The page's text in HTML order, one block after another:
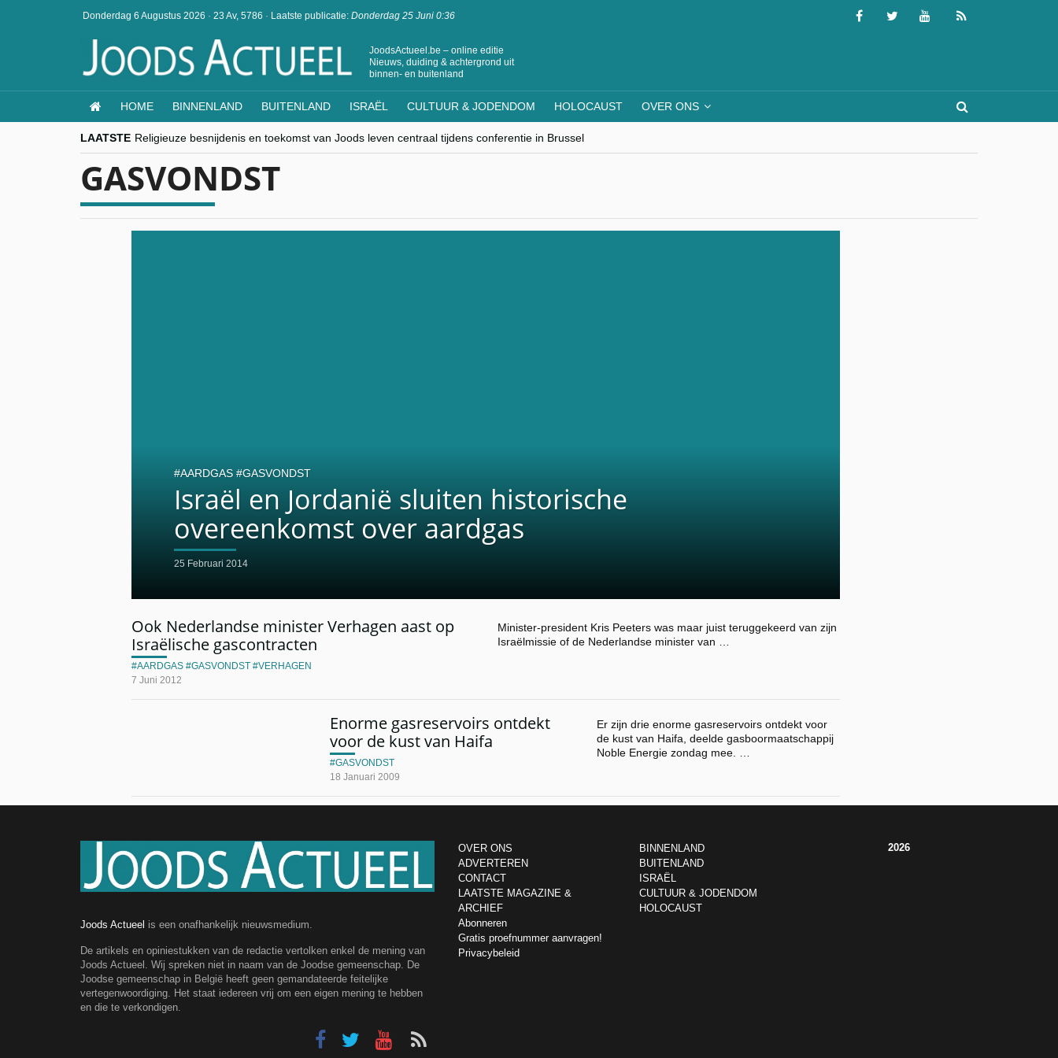
Donderdag 6 Augustus 2026 · 23 Av, 5786 · Laatste publicatie: Donderdag 25 Juni 0:36
JoodsActueel.be – online editie
Nieuws, duiding & achtergrond uit
binnen- en buitenland
HOME BINNENLAND BUITENLAND ISRAËL CULTUUR & JODENDOM HOLOCAUST OVER ONS
LAATSTE Religieuze besnijdenis en toekomst van Joods leven centraal tijdens conferentie in Brussel
“Besnijdenisdebat toont hoe moeilijk seculiere Westen minderheden begrijpt”, Jinnih Beels (Vooruit)
CITYTRIP | ROEMENIË – Boekarest: de verrassing van Oost-Europa
“Vandaag zit elke Jood in België op de beklaagdenbank”
goKosher lanceert nieuwe website en samenwerking met Mishpacha voor kosher travel en simchas wereldwijd
GASVONDST
Israël en Jordanië sluiten historische
overeenkomst over aardgas
25 Februari 2014
AARDGAS GASVONDST
Ook Nederlandse minister Verhagen aast op
Israëlische gascontracten
7 Juni 2012
AARDGAS GASVONDST VERHAGEN
Minister-president Kris Peeters was maar juist teruggekeerd van zijn
Israëlmissie of de Nederlandse minister van …
Enorme gasreservoirs ontdekt
voor de kust van Haifa
18 Januari 2009
GASVONDST
Er zijn drie enorme gasreservoirs ontdekt voor
de kust van Haifa, deelde gasboormaatschappij
Noble Energie zondag mee. …
Joods Actueel is een onafhankelijk nieuwsmedium.
De artikels en opiniestukken van de redactie vertolken enkel de mening van
Joods Actueel. Wij spreken niet in naam van de Joodse gemeenschap. De
Joodse gemeenschap in België heeft geen gemandateerde feitelijke
vertegenwoordiging. Het staat iedereen vrij om een eigen mening te hebben
en die te verkondigen.
OVER ONS
ADVERTEREN
CONTACT
LAATSTE MAGAZINE &
ARCHIEF
Abonneren
Gratis proefnummer aanvragen!
Privacybeleid
BINNENLAND
BUITENLAND
ISRAËL
CULTUUR & JODENDOM
HOLOCAUST
2026